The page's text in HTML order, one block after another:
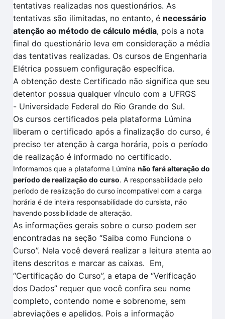
tentativas realizadas nos questionários. As
tentativas são ilimitadas, no entanto, é necessário
atenção ao método de cálculo média, pois a nota
final do questionário leva em consideração a média
das tentativas realizadas. Os cursos de Engenharia
Elétrica possuem configuração específica.
A obtenção deste Certificado não significa que seu
detentor possua qualquer vínculo com a UFRGS
- Universidade Federal do Rio Grande do Sul.
Os cursos certificados pela plataforma Lúmina
liberam o certificado após a finalização do curso, é
preciso ter atenção à carga horária, pois o período
de realização é informado no certificado.
Informamos que a plataforma Lúminanão fará alteração do
período de realização do curso. A responsabilidade pelo
período de realização do curso incompatível com a carga
horária é de inteira responsabilidade do cursista, não
havendo possibilidade de alteração.
As informações gerais sobre o curso podem ser
encontradas na seção “Saiba como Funciona o
Curso”. Nela você deverá realizar a leitura atentaao
itens descritos e marcar as caixas. Em,
“Certificação do Curso”, a etapa de“Verificação
dos Dados” requer que você confira seu nome
completo, contendo nome e sobrenome, sem
abreviações e apelidos. Pois a informação